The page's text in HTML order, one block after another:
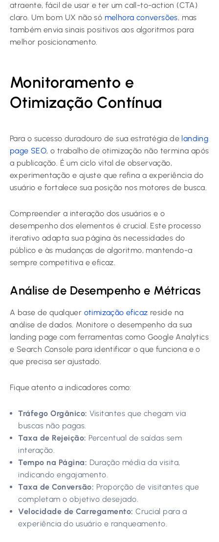
atraente, fácil de usar e ter um call-to-action (CTA)
claro. Um bom UX não só melhora conversões, mas
também envia sinais positivos aos algoritmos para
melhor posicionamento.
Monitoramento e
Otimização Contínua
Para o sucesso duradouro de sua estratégia de landing
page SEO, o trabalho de otimização não termina após
a publicação. É um ciclo vital de observação,
experimentação e ajuste que refina a experiência do
usuário e fortalece sua posição nos motores de busca.
Compreender a interação dos usuários e o
desempenho dos elementos é crucial. Este processo
iterativo adapta sua página às necessidades do
público e às mudanças de algoritmo, mantendo-a
sempre competitiva e eficaz.
Análise de Desempenho e Métricas
A base de qualquer otimização eficaz reside na
análise de dados. Monitore o desempenho da sua
landing page com ferramentas como Google Analytics
e Search Console para identificar o que funciona e o
que precisa ser ajustado.
Fique atento a indicadores como:
Tráfego Orgânico: Visitantes que chegam via
buscas não pagas.
Taxa de Rejeição: Percentual de saídas sem
interação.
Tempo na Página: Duração média da visita,
indicando engajamento.
Taxa de Conversão: Proporção de visitantes que
completam o objetivo desejado.
Velocidade de Carregamento: Crucial para a
experiência do usuário e ranqueamento.